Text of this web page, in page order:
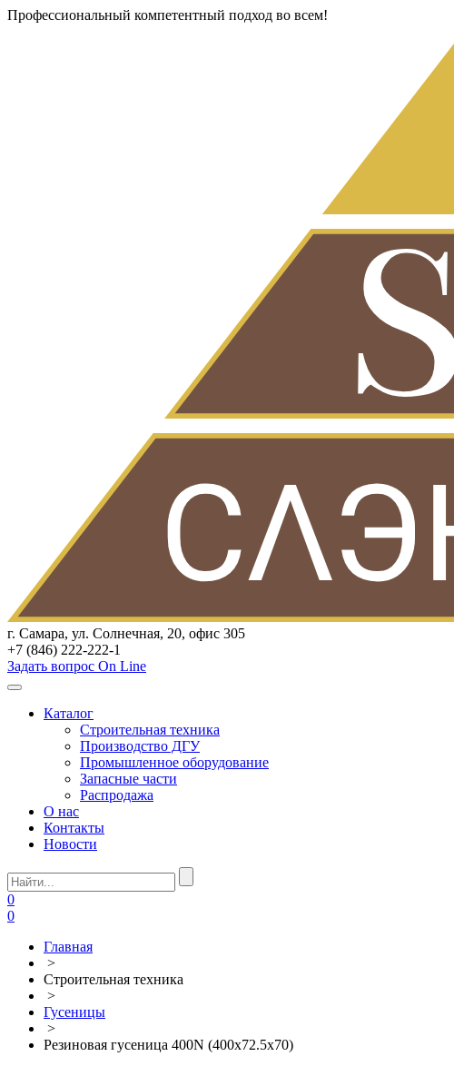
Профессиональный компетентный подход во всем!
г. Самара, ул. Солнечная, 20, офис 305
+7 (846) 222-222-1
Задать вопрос On Line
Каталог
Строительная техника
Производство ДГУ
Промышленное оборудование
Запасные части
Распродажа
О нас
Контакты
Новости
0
0
Главная
>
Строительная техника
>
Гусеницы
>
Резиновая гусеница 400N (400х72.5х70)